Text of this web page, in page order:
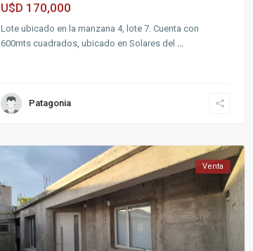
U$D 170,000
Lote ubicado en la manzana 4, lote 7. Cuenta con
600mts cuadrados, ubicado en Solares del ...
Patagonia
Venta